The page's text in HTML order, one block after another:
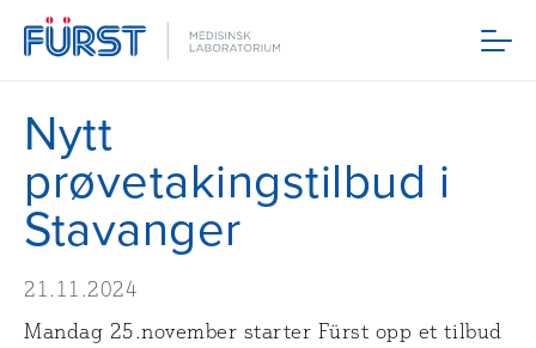
Meny
Nytt
prøvetakingstilbud i
Stavanger
21.11.2024
Mandag 25.november starter Fürst opp et tilbud